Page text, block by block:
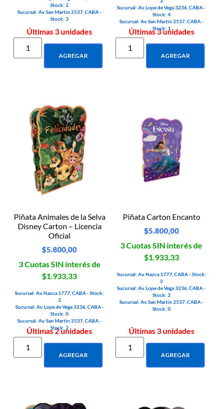
Stock: 2
Sucursal: Av. San Martin 2537, CABA -
Stock: 3
Últimas 3 unidades
AGREGAR
Sucursal: Av. Lope de Vega 3236, CABA -
Stock: 4
Sucursal: Av. San Martin 2537, CABA -
Stock: 1
Últimas 3 unidades
AGREGAR
Piñata Animales de la Selva
Disney Carton – Licencia
Oficial
$5.800,00
3 Cuotas SIN interés de
$1.933,33
Sucursal: Av. Nazca 1777, CABA - Stock:
2
Sucursal: Av. Lope de Vega 3236, CABA -
Stock: 0
Sucursal: Av. San Martin 2537, CABA -
Stock: 2
Últimas 2 unidades
AGREGAR
Piñata Carton Encanto
$5.800,00
3 Cuotas SIN interés de
$1.933,33
Sucursal: Av. Nazca 1777, CABA - Stock:
3
Sucursal: Av. Lope de Vega 3236, CABA -
Stock: 2
Sucursal: Av. San Martin 2537, CABA -
Stock: 0
Últimas 3 unidades
AGREGAR